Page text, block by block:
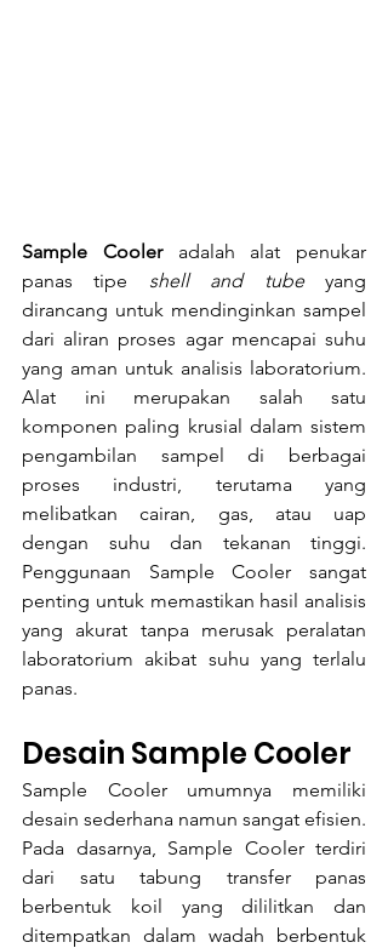
Sample Cooler adalah alat penukar
panas tipe shell and tube yang
dirancang untuk mendinginkan sampel
dari aliran proses agar mencapai suhu
yang aman untuk analisis laboratorium.
Alat ini merupakan salah satu
komponen paling krusial dalam sistem
pengambilan sampel di berbagai
proses industri, terutama yang
melibatkan cairan, gas, atau uap
dengan suhu dan tekanan tinggi.
Penggunaan Sample Cooler sangat
penting untuk memastikan hasil analisis
yang akurat tanpa merusak peralatan
laboratorium akibat suhu yang terlalu
panas.
Desain Sample Cooler
Sample Cooler umumnya memiliki
desain sederhana namun sangat efisien.
Pada dasarnya, Sample Cooler terdiri
dari satu tabung transfer panas
berbentuk koil yang dililitkan dan
ditempatkan dalam wadah berbentuk